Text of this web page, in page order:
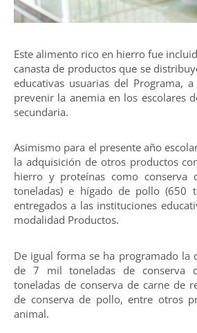
Este alimento rico en hierro fue
canasta de productos que se
educativas usuarias del Programa,
prevenir la anemia en los escolares
secundaria.
Asimismo para el presente año
la adquisición de otros productos
hierro y proteínas como conserva
toneladas) e hígado de pollo (650
entregados a las instituciones
modalidad Productos.
De igual forma se ha programado la
de 7 mil toneladas de conserva
toneladas de conserva de carne de
de conserva de pollo, entre otros
animal.